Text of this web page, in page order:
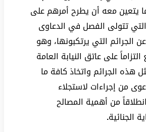
يتعين معه أن يطرح أمرهم على
تتولى الفصل في الدعاوى
عن الجرائم التي يرتكبونها، وهو
على عاتق النيابة العامة
هذه الجرائم واتخاذ كافة ما
من إجراءات لاستجلاء
من أهمية المصالح
الجنائية.